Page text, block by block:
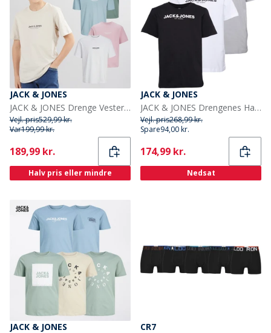
JACK & JONES
JACK & JONES Drenge Vesterbro Fem-pak Crew Neck T-shirts Bjerg Forår
Vejl. pris529,99 kr.
Var199,99 kr.
Current
189,99 kr.
Halv pris eller mindre
JACK & JONES
JACK & JONES Drengenes Harry T-shirts 3-pak Hvid/Sort/Aluminim
Vejl. pris268,99 kr.
Spare94,00 kr.
Current
174,99 kr.
Nedsat
JACK & JONES
CR7